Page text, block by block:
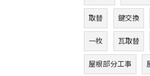
取替 鍵交換
一枚 瓦取替
屋根部分工事